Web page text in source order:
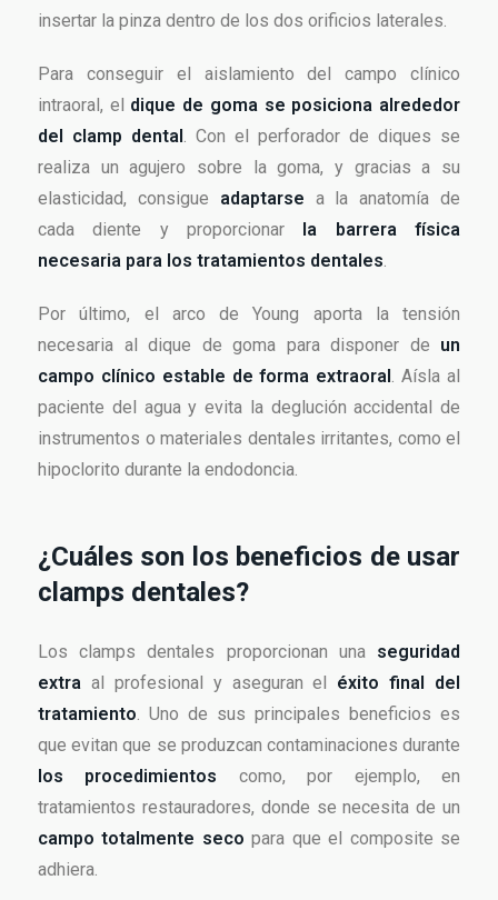
insertar la pinza dentro de los dos orificios laterales.
Para conseguir el aislamiento del campo clínico
intraoral, el dique de goma se posiciona alrededor
del clamp dental . Con el perforador de diques se
realiza un agujero sobre la goma, y gracias a su
elasticidad, consigue adaptarse a la anatomía de
cada diente y proporcionar
la barrera física
necesaria para los tratamientos dentales.
Por último, el arco de Young aporta la tensión
necesaria al dique de goma para disponer de un
campo clínico estable de forma extraoral. Aísla al
paciente del agua y evita la deglución accidental de
instrumentos o materiales dentales irritantes, como el
hipoclorito durante la endodoncia.
¿Cuáles son los beneficios de usar
clamps dentales?
Los clamps dentales proporcionan una seguridad
extra al profesional y aseguran el éxito final del
tratamiento. Uno de sus principales beneficios es
que evitan que se produzcan contaminaciones durante
los procedimientos como, por ejemplo, en
tratamientos restauradores, donde se necesita de un
campo totalmente seco para que el composite se
adhiera.